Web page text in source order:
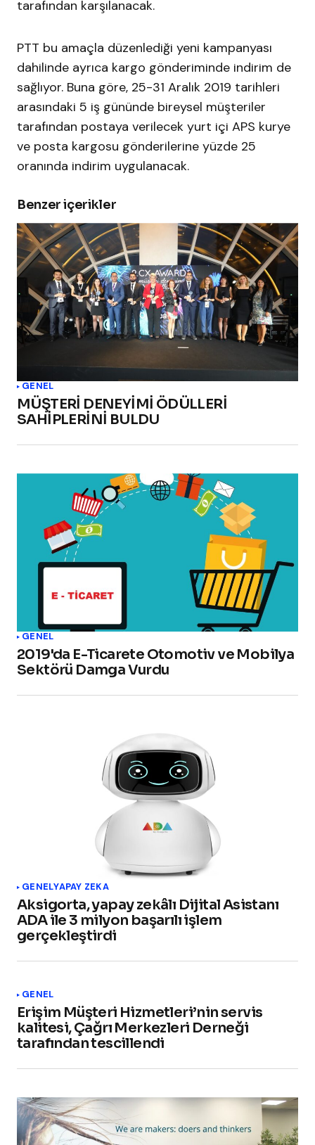
tarafından karşılanacak.
PTT bu amaçla düzenlediği yeni kampanyası
dahilinde ayrıca kargo gönderiminde indirim de
sağlıyor. Buna göre, 25-31 Aralık 2019 tarihleri
arasındaki 5 iş gününde bireysel müşteriler
tarafından postaya verilecek yurt içi APS kurye
ve posta kargosu gönderilerine yüzde 25
oranında indirim uygulanacak.
Benzer içerikler
GENEL
MÜŞTERİ DENEYİMİ ÖDÜLLERİ
SAHİPLERİNİ BULDU
GENEL
2019'da E-Ticarete Otomotiv ve Mobilya
Sektörü Damga Vurdu
GENELYAPAY ZEKA
Aksigorta, yapay zekâlı Dijital Asistanı
ADA ile 3 milyon başarılı işlem
gerçekleştirdi
GENEL
Erişim Müşteri Hizmetleri’nin servis
kalitesi, Çağrı Merkezleri Derneği
tarafından tescillendi